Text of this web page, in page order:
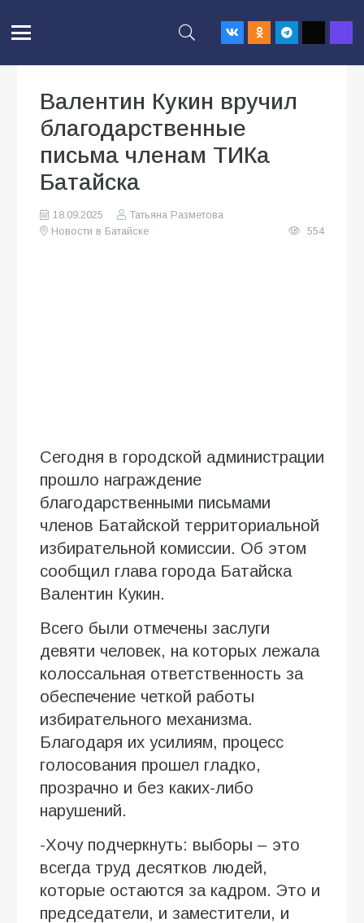
Валентин Кукин вручил
благодарственные
письма членам ТИКа
Батайска
18.09.2025
Татьяна Разметова
Новости в Батайске
554
Сегодня в городской администрации
прошло награждение
благодарственными письмами
членов Батайской территориальной
избирательной комиссии. Об этом
сообщил глава города Батайска
Валентин Кукин.
Всего были отмечены заслуги
девяти человек, на которых лежала
колоссальная ответственность за
обеспечение четкой работы
избирательного механизма.
Благодаря их усилиям, процесс
голосования прошел гладко,
прозрачно и без каких-либо
нарушений.
-Хочу подчеркнуть: выборы – это
всегда труд десятков людей,
которые остаются за кадром. Это и
председатели, и заместители, и